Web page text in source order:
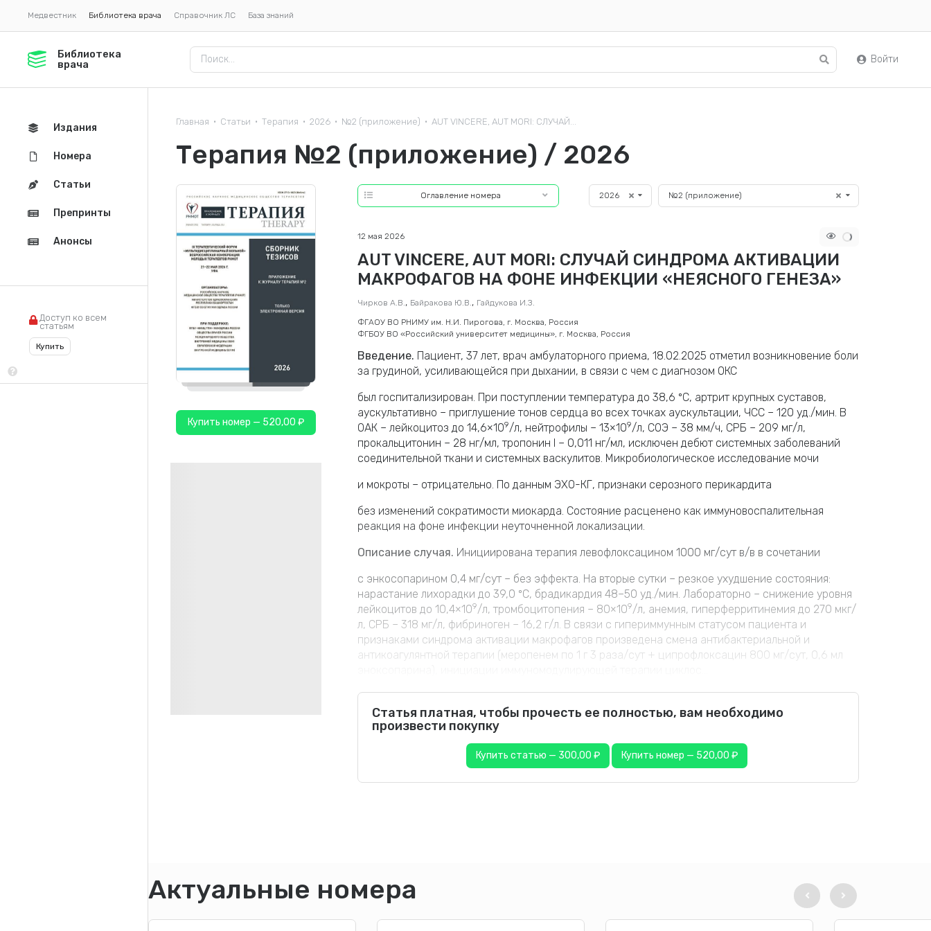
Медвестник Библиотека врача Справочник ЛС База знаний
Библиотека
врача
Войти
Главная • Статьи • Терапия • 2026 • №2 (приложение) • AUT VINCERE, AUT MORI: СЛУЧАЙ...
Терапия №2 (приложение) / 2026
2026 №2 (приложение)
Оглавление номера
AUT VINCERE, AUT MORI: СЛУЧАЙ СИНДРОМА АКТИВАЦИИ
МАКРОФАГОВ НА ФОНЕ ИНФЕКЦИИ «НЕЯСНОГО ГЕНЕЗА»
12 мая 2026
ФГАОУ ВО РНИМУ им. Н.И. Пирогова, г. Москва, Россия
ФГБОУ ВО «Российский университет медицины», г. Москва, Россия
Введение. Пациент, 37 лет, врач амбулаторного приема, 18.02.2025 отметил возникновение боли
за грудиной, усиливающейся при дыхании, в связи с чем с диагнозом ОКС
был госпитализирован. При поступлении температура до 38,6 ºС, артрит крупных суставов,
аускультативно – приглушение тонов сердца во всех точках аускультации, ЧСС – 120 уд./мин. В
ОАК – лейкоцитоз до 14,6×109/л, нейтрофилы – 13×109/л, СОЭ – 38 мм/ч, СРБ – 209 мг/л,
прокальцитонин – 28 нг/мл, тропонин I – 0,011 нг/мл, исключен дебют системных заболеваний
соединительной ткани и системных васкулитов. Микробиологическое исследование мочи
и мокроты – отрицательно. По данным ЭХО-КГ, признаки серозного перикардита
без изменений сократимости миокарда. Состояние расценено как иммуновоспалительная
реакция на фоне инфекции неуточненной локализации.
Описание случая. Инициирована терапия левофлоксацином 1000 мг/сут в/в в сочетании
с энкосопарином 0,4 мг/сут – без эффекта. На вторые сутки – резкое ухудшение состояния:
нарастание лихорадки до 39,0 ºС, брадикардия 48–50 уд./мин. Лабораторно – снижение уровня
лейкоцитов до 10,4×109/л, тромбоцитопения – 80×109/л, анемия, гиперферритинемия до 270 мкг/
л, СРБ – 318 мг/л, фибриноген – 16,2 г/л. В связи с гипериммунным статусом пациента и
признаками синдрома активации макрофагов произведена смена антибактериальной и
антикоагулянтной терапии (меропенем по 1 г 3 раза/сут + ципрофлоксацин 800 мг/сут, 0,6 мл
Чирков А.В. , Байракова Ю.В. , Гайдукова И.З.
Статья платная, чтобы прочесть ее полностью, вам необходимо
произвести покупку
Купить статью — 300,00 ₽ Купить номер — 520,00 ₽
Купить номер — 520,00 ₽
Актуальные номера
Издания
Номера
Статьи
Препринты
Анонсы
Доступ ко всем
статьям
Купить